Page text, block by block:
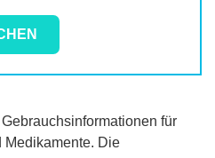
für
Medikamente. Die